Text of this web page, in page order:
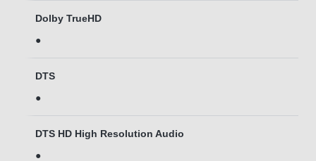
Dolby TrueHD
●
DTS
●
DTS HD High Resolution Audio
●